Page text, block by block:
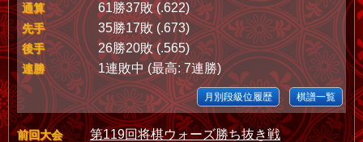
通算 61勝37敗 (.622)
先手 35勝17敗 (.673)
後手 26勝20敗 (.565)
連勝 1連敗中 (最高: 7連勝)
月別段級位履歴 棋譜一覧
前回大会
第119回将棋ウォーズ勝ち抜き戦